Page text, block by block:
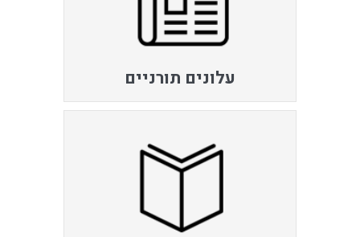
עלונים תורניים